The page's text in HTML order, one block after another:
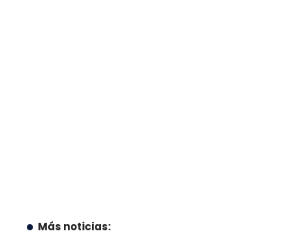
Más noticias: